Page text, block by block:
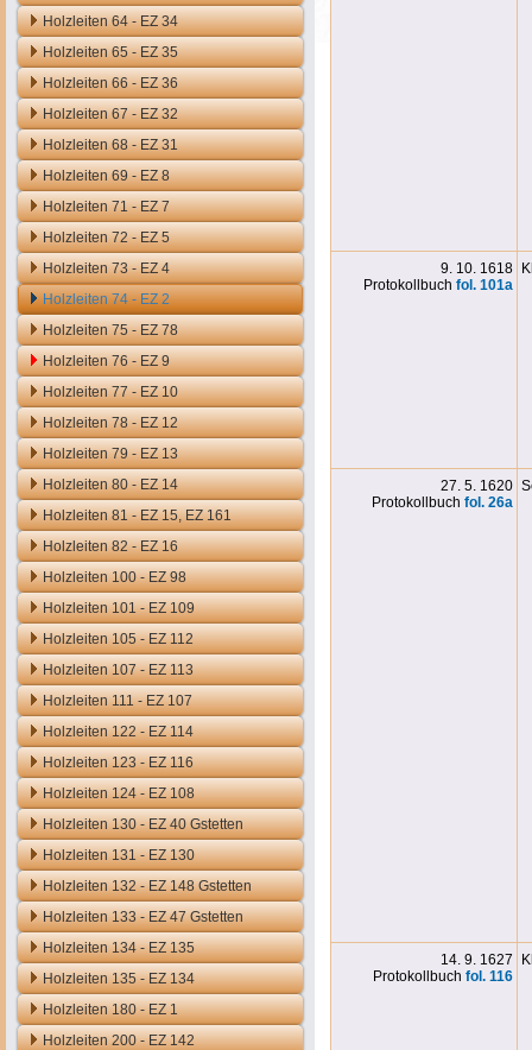
Holzleiten 64 - EZ 34
Holzleiten 65 - EZ 35
Holzleiten 66 - EZ 36
Holzleiten 67 - EZ 32
Holzleiten 68 - EZ 31
Holzleiten 69 - EZ 8
Holzleiten 71 - EZ 7
Holzleiten 72 - EZ 5
Holzleiten 73 - EZ 4
Holzleiten 74 - EZ 2
Holzleiten 75 - EZ 78
Holzleiten 76 - EZ 9
Holzleiten 77 - EZ 10
Holzleiten 78 - EZ 12
Holzleiten 79 - EZ 13
Holzleiten 80 - EZ 14
Holzleiten 81 - EZ 15, EZ 161
Holzleiten 82 - EZ 16
Holzleiten 100 - EZ 98
Holzleiten 101 - EZ 109
Holzleiten 105 - EZ 112
Holzleiten 107 - EZ 113
Holzleiten 111 - EZ 107
Holzleiten 122 - EZ 114
Holzleiten 123 - EZ 116
Holzleiten 124 - EZ 108
Holzleiten 130 - EZ 40 Gstetten
Holzleiten 131 - EZ 130
Holzleiten 132 - EZ 148 Gstetten
Holzleiten 133 - EZ 47 Gstetten
Holzleiten 134 - EZ 135
Holzleiten 135 - EZ 134
Holzleiten 180 - EZ 1
Holzleiten 200 - EZ 142
9. 10. 1618
Protokollbuch fol. 101a
27. 5. 1620
Protokollbuch fol. 26a
14. 9. 1627
Protokollbuch fol. 116